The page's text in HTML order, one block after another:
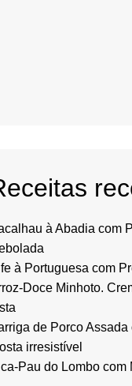
à Abadia com
à Portuguesa com
Doce Minhoto.
de Porco Assada
irresistível
Pau do Lombo com